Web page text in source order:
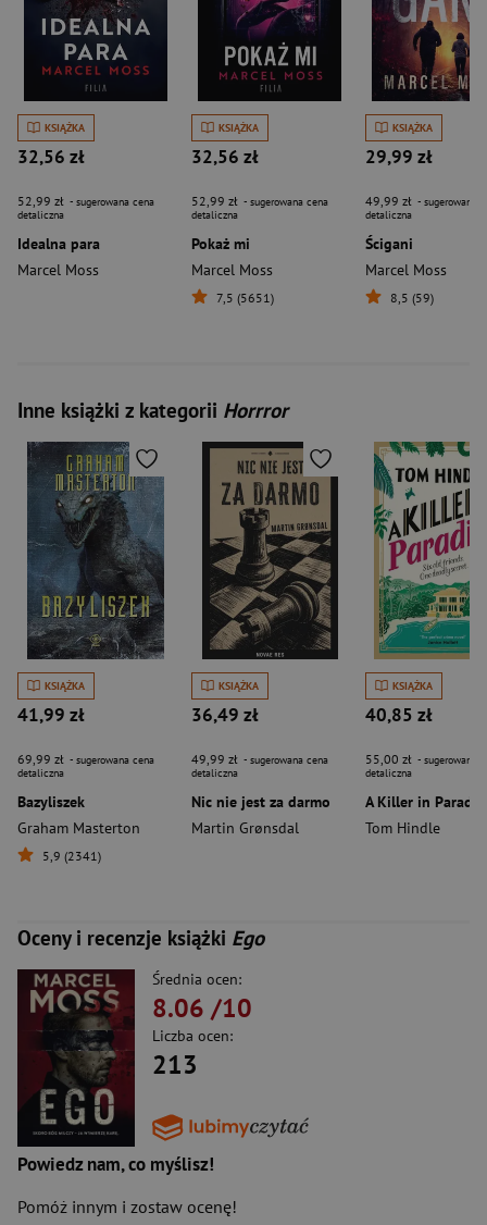
KSIĄŻKA
32,56 zł
52,99 zł - sugerowana cena
detaliczna
Idealna para
Marcel Moss
KSIĄŻKA
32,56 zł
52,99 zł - sugerowana cena
detaliczna
Pokaż mi
Marcel Moss
7,5 (5651)
KSIĄŻKA
29,99 zł
49,99 zł - sugerowana
detaliczna
Ścigani
Marcel Moss
8,5 (59)
Inne książki z kategorii Horrror
KSIĄŻKA
41,99 zł
69,99 zł - sugerowana cena
detaliczna
Bazyliszek
Graham Masterton
5,9 (2341)
KSIĄŻKA
36,49 zł
49,99 zł - sugerowana cena
detaliczna
Nic nie jest za darmo
Martin Grønsdal
KSIĄŻKA
40,85 zł
55,00 zł - sugerowana
detaliczna
A Killer in
Tom Hindle
Oceny i recenzje książki Ego
Średnia ocen:
8.06 /10
Liczba ocen:
213
Powiedz nam, co myślisz!
Pomóż innym i zostaw ocenę!